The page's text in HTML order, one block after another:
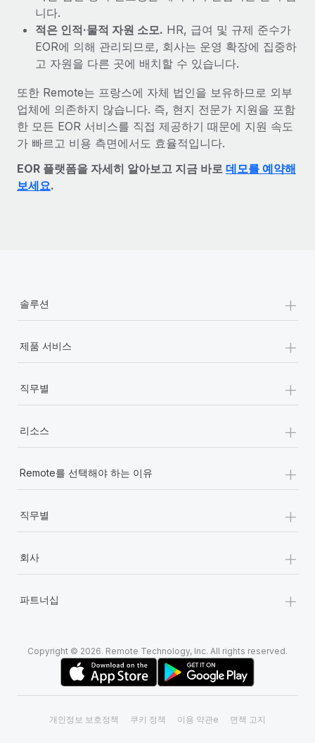
니다.
적은 인적·물적 자원 소모. HR, 급여 및 규제 준수가
EOR에 의해 관리되므로, 회사는 운영 확장에 집중하
고 자원을 다른 곳에 배치할 수 있습니다.
또한 Remote는 프랑스에 자체 법인을 보유하므로 외부
업체에 의존하지 않습니다. 즉, 현지 전문가 지원을 포함
한 모든 EOR 서비스를 직접 제공하기 때문에 지원 속도
가 빠르고 비용 측면에서도 효율적입니다.
EOR 플랫폼을 자세히 알아보고 지금 바로 데모를 예약해
보세요.
솔루션 +
제품 서비스 +
직무별 +
리소스 +
Remote를 선택해야 하는 이유 +
직무별 +
회사 +
파트너십 +
Copyright © 2026. Remote Technology, Inc. All rights reserved.
개인정보 보호정책 쿠키 정책 이용 약관e 면책 고지